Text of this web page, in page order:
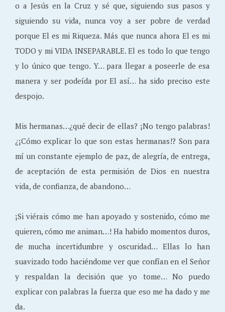
o a Jesús en la Cruz y sé que, siguiendo sus pasos y
siguiendo su vida, nunca voy a ser pobre de verdad
porque El es mi Riqueza. Más que nunca ahora El es mi
TODO y mi VIDA INSEPARABLE. El es todo lo que tengo
y lo único que tengo. Y… para llegar a poseerle de esa
manera y ser podeída por El así… ha sido preciso este
despojo.
Mis hermanas…¿qué decir de ellas? ¡No tengo palabras!
¿¡Cómo explicar lo que son estas hermanas!? Son para
mí un constante ejemplo de paz, de alegría, de entrega,
de aceptación de esta permisión de Dios en nuestra
vida, de confianza, de abandono…
¡Si viérais cómo me han apoyado y sostenido, cómo me
quieren, cómo me animan…! Ha habido momentos duros,
de mucha incertidumbre y oscuridad… Ellas lo han
suavizado todo haciéndome ver que confían en el Señor
y respaldan la decisión que yo tome… No puedo
explicar con palabras la fuerza que eso me ha dado y me
da.